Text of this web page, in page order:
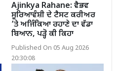
Ajinkya Rahane: ਵੈਭਵ
ਸੂਰਿਆਵੰਸ਼ੀ ਦੇ ਟੈਸਟ ਕਰੀਅਰ
’ਤੇ ਅਜਿੰਕਿਆ ਰਹਾਣੇ ਦਾ ਵੱਡਾ
ਬਿਆਨ, ਪੜ੍ਹੋ ਕੀ ਕਿਹਾ
Published On 05 Aug 2026
20:30:08